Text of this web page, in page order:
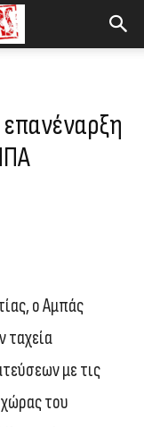
επανέναρξη
ο Αμπάς
ταχεία
με τις
του